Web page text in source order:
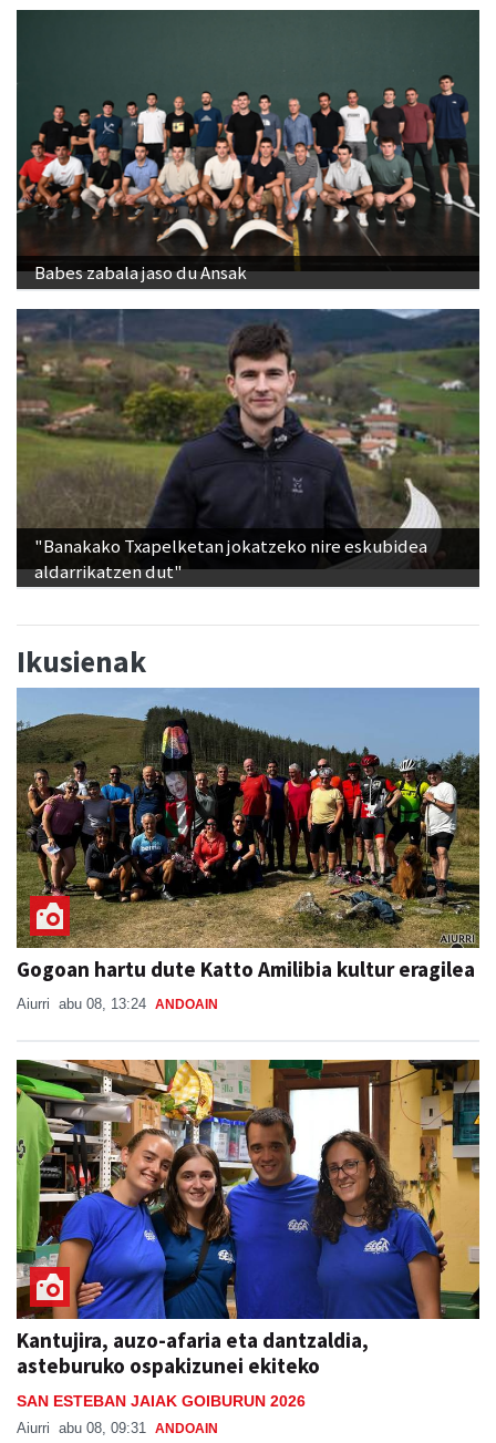
Babes zabala jaso du Ansak
"Banakako Txapelketan jokatzeko nire eskubidea
aldarrikatzen dut"
Ikusienak
Gogoan hartu dute Katto Amilibia kultur eragilea
Aiurri abu 08, 13:24 ANDOAIN
Kantujira, auzo-afaria eta dantzaldia,
asteburuko ospakizunei ekiteko
SAN ESTEBAN JAIAK GOIBURUN 2026
Aiurri abu 08, 09:31 ANDOAIN